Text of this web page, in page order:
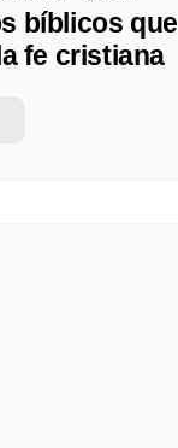
bíblicos que
fe cristiana